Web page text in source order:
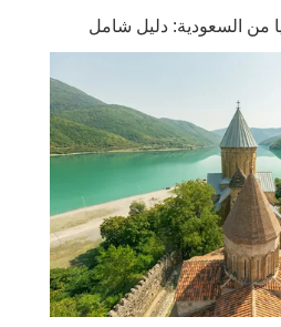
من السعودية: دليل شامل